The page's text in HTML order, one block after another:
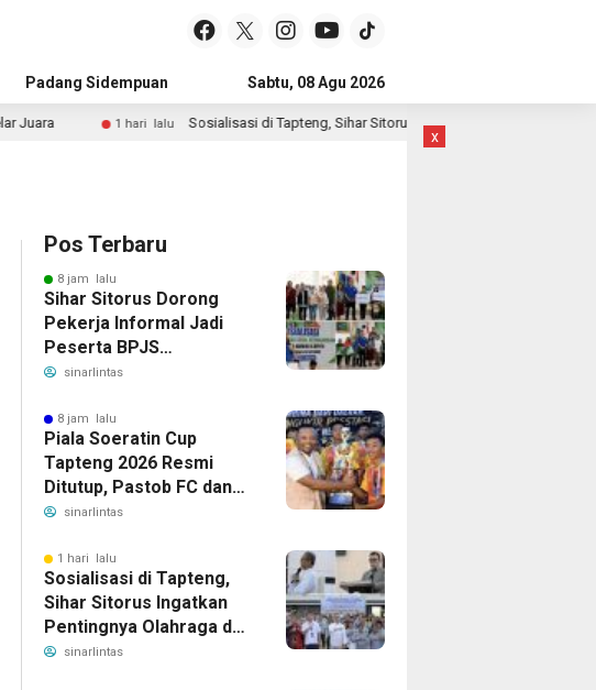
Padang Sidempuan Subulussalam Mandailing Natal
Sabtu, 08 Agu 2026
1 hari lalu Sosialisasi di Tapteng, Sihar Sitorus Ingatkan Pentingnya Olahraga dan
Pos Terbaru
8 jam lalu
Sihar Sitorus Dorong
Pekerja Informal Jadi
Peserta BPJS
Ketenagakerjaan,
Ratusan Juta
sinarlintas
8 jam lalu
Piala Soeratin Cup
Tapteng 2026 Resmi
Ditutup, Pastob FC dan
Sahata FC Barus Raih
sinarlintas
1 hari lalu
Sosialisasi di Tapteng,
Sihar Sitorus Ingatkan
Pentingnya Olahraga dan
Deteksi Dini Penyakit
sinarlintas
x